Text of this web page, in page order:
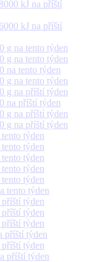
kJ na příští
kJ na příští
na tento týden
na tento týden
tento týden
na tento týden
g na příští týden
na příští týden
g na příští týden
g na příští týden
týden
týden
týden
týden
týden
tento týden
týden
týden
týden
příští týden
týden
příští týden